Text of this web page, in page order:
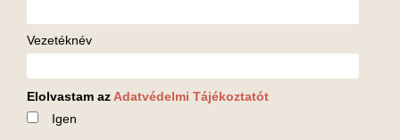
Vezetéknév
Elolvastam az Adatvédelmi Tájékoztatót
Igen